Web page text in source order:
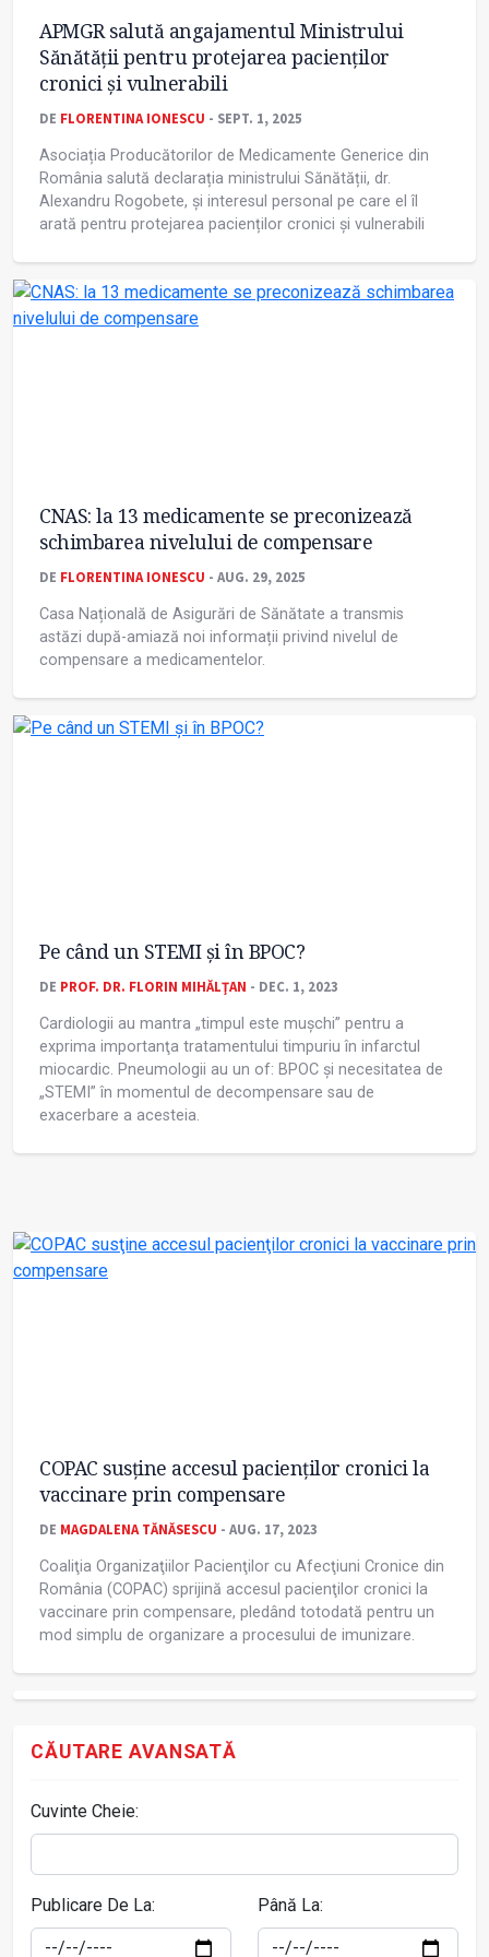
APMGR salută angajamentul Ministrului
Sănătății pentru protejarea pacienților
cronici și vulnerabili
DE FLORENTINA IONESCU - SEPT. 1, 2025
Asociația Producătorilor de Medicamente Generice din
România salută declarația ministrului Sănătății, dr.
Alexandru Rogobete, și interesul personal pe care el îl
arată pentru protejarea pacienților cronici și vulnerabili
CNAS: la 13 medicamente se preconizează
schimbarea nivelului de compensare
DE FLORENTINA IONESCU - AUG. 29, 2025
Casa Națională de Asigurări de Sănătate a transmis
astăzi după-amiază noi informații privind nivelul de
compensare a medicamentelor.
Pe când un STEMI și în BPOC?
DE PROF. DR. FLORIN MIHĂLŢAN - DEC. 1, 2023
Cardiologii au mantra „timpul este mușchi” pentru a
exprima importanţa tratamentului timpuriu în infarctul
miocardic. Pneumologii au un of: BPOC și necesitatea de
„STEMI” în momentul de decompensare sau de
exacerbare a acesteia.
COPAC susţine accesul pacienţilor cronici la
vaccinare prin compensare
DE MAGDALENA TĂNĂSESCU - AUG. 17, 2023
Coaliţia Organizaţiilor Pacienţilor cu Afecţiuni Cronice din
România (COPAC) sprijină accesul pacienţilor cronici la
vaccinare prin compensare, pledând totodată pentru un
mod simplu de organizare a procesului de imunizare.
CĂUTARE AVANSATĂ
Cuvinte Cheie:
Publicare De La: Până La: